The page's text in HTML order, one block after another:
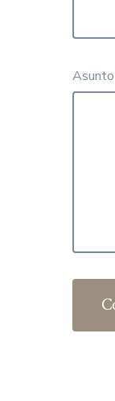
Asunto